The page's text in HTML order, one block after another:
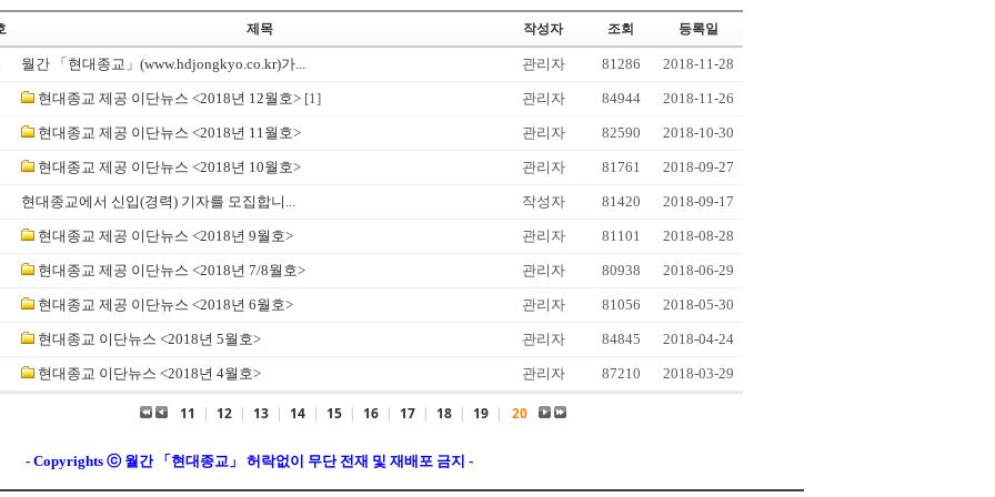
제목 작성자 조회 등록일
월간 「현대종교」(www.hdjongkyo.co.kr)가... 관리자 81286 2018-11-28
현대종교 제공 이단뉴스 <2018년 12월호> [1] 관리자 84944 2018-11-26
현대종교 제공 이단뉴스 <2018년 11월호> 관리자 82590 2018-10-30
현대종교 제공 이단뉴스 <2018년 10월호> 관리자 81761 2018-09-27
현대종교에서 신입(경력) 기자를 모집합니... 작성자 81420 2018-09-17
현대종교 제공 이단뉴스 <2018년 9월호> 관리자 81101 2018-08-28
현대종교 제공 이단뉴스 <2018년 7/8월호> 관리자 80938 2018-06-29
현대종교 제공 이단뉴스 <2018년 6월호> 관리자 81056 2018-05-30
현대종교 이단뉴스 <2018년 5월호> 관리자 84845 2018-04-24
현대종교 이단뉴스 <2018년 4월호> 관리자 87210 2018-03-29
11 | 12 | 13 | 14 | 15 | 16 | 17 | 18 | 19 | 20
- Copyrights ⓒ 월간 「현대종교」 허락없이 무단 전재 및 재배포 금지 -